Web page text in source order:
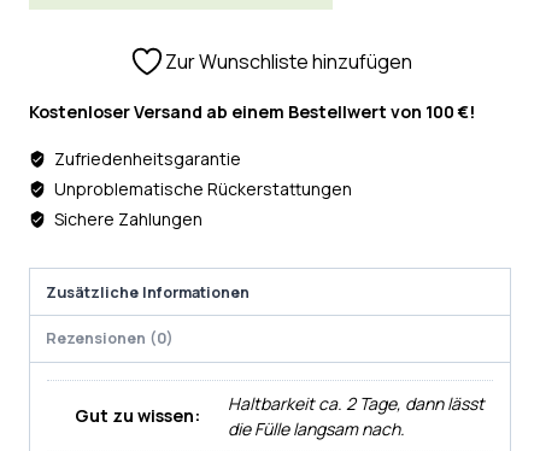
Zur Wunschliste hinzufügen
Kostenloser Versand ab einem Bestellwert von 100 €!
Zufriedenheitsgarantie
Unproblematische Rückerstattungen
Sichere Zahlungen
Zusätzliche Informationen
Rezensionen (0)
Gut zu wissen:
Haltbarkeit ca. 2 Tage, dann lässt
die Fülle langsam nach.